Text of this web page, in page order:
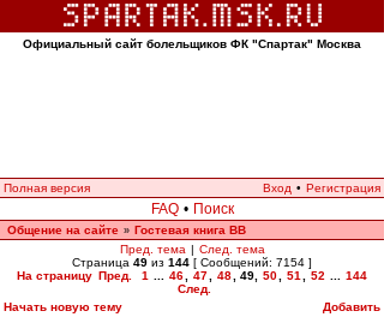
Официальный сайт болельщиков ФК "Спартак" Москва
Полная версия Вход • Регистрация
FAQ • Поиск
Общение на сайте » Гостевая книга ВВ
Пред. тема | След. тема
Страница 49 из 144 [ Сообщений: 7154 ]
На страницу Пред. 1 46 47 48 49 50 51 52
144
След.
Начать новую тему
Добавить